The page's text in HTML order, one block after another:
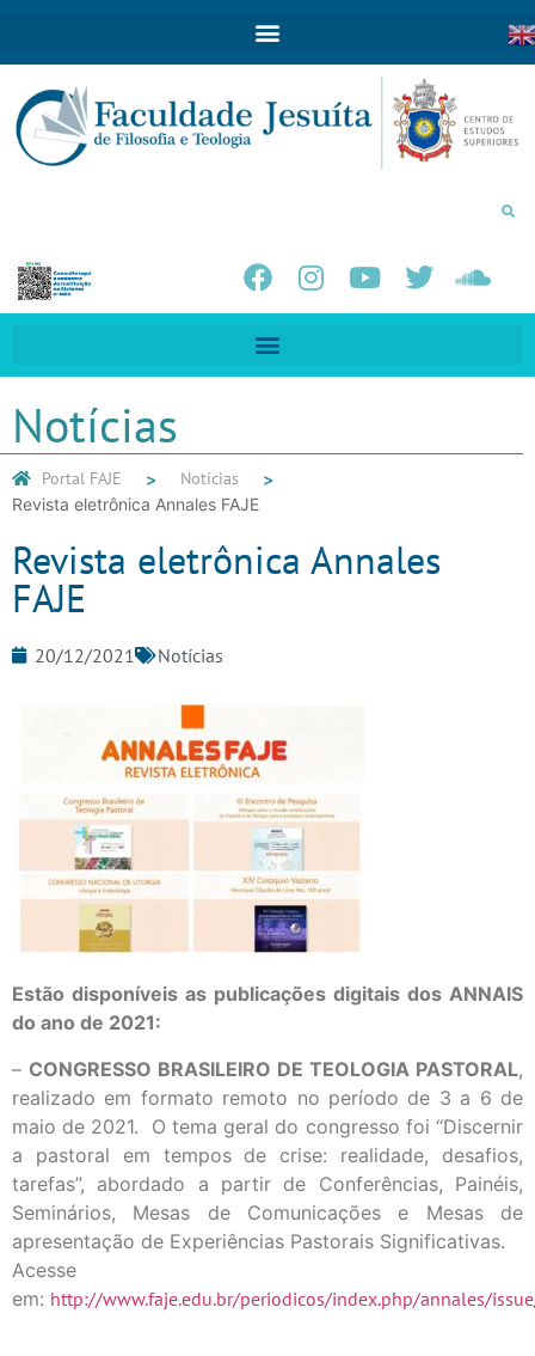
Notícias
Portal FAJE Notícias
Revista eletrônica Annales FAJE
Revista eletrônica Annales
FAJE
20/12/2021 Notícias
Estão disponíveis as publicações digitais dos ANNAIS
do ano de 2021:
– CONGRESSO BRASILEIRO DE TEOLOGIA PASTORAL,
realizado em formato remoto no período de 3 a 6 de
maio de 2021. O tema geral do congresso foi “Discernir
a pastoral em tempos de crise: realidade, desafios,
tarefas”, abordado a partir de Conferências, Painéis,
Seminários, Mesas de Comunicações e Mesas de
apresentação de Experiências Pastorais Significativas.
Acesse
em: http://www.faje.edu.br/periodicos/index.php/annales/